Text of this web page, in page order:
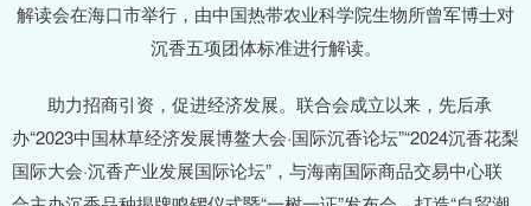
解读会在海口市举行，由中国热带农业科学院生物所曾军博士对
沉香五项团体标准进行解读。
助力招商引资，促进经济发展。联合会成立以来，先后承
办“2023中国林草经济发展博鳌大会·国际沉香论坛”“2024沉香花梨
国际大会·沉香产业发展国际论坛”，与海南国际商品交易中心联